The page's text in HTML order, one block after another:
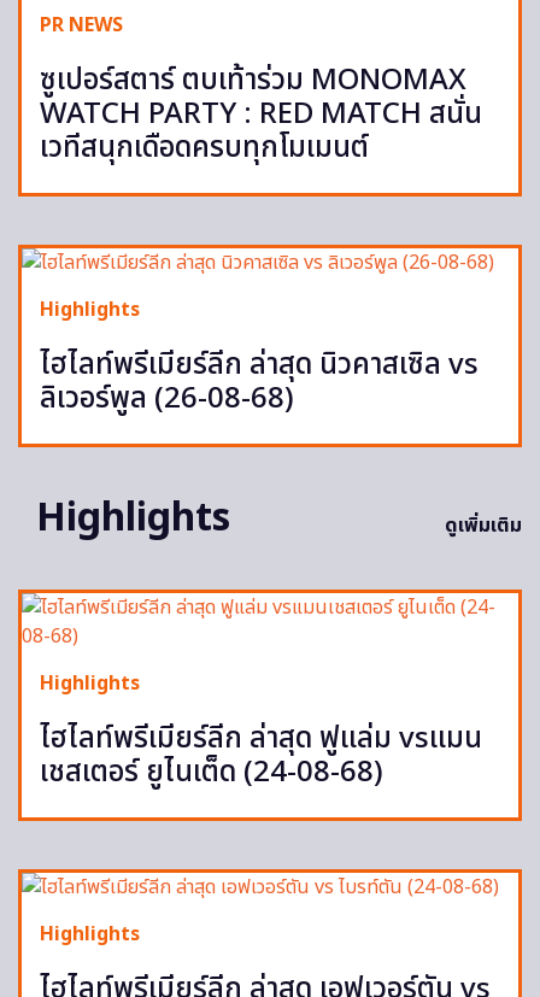
PR NEWS
ซูเปอร์สตาร์ ตบเท้าร่วม MONOMAX
WATCH PARTY : RED MATCH สนั่น
เวทีสนุกเดือดครบทุกโมเมนต์
Highlights
ไฮไลท์พรีเมียร์ลีก ล่าสุด นิวคาสเซิล vs
ลิเวอร์พูล (26-08-68)
Highlights ดูเพิ่มเติม
Highlights
ไฮไลท์พรีเมียร์ลีก ล่าสุด ฟูแล่ม vsแมน
เชสเตอร์ ยูไนเต็ด (24-08-68)
Highlights